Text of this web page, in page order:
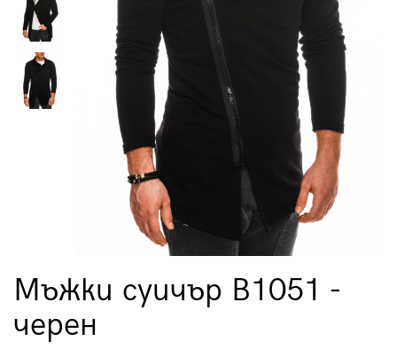
Мъжки суичър B1051 -
черен